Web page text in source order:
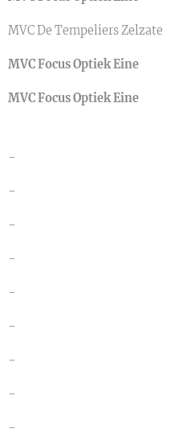
MVC De Tempeliers Zelzate
MVC Focus Optiek Eine
MVC Focus Optiek Eine
-
-
-
-
-
-
-
-
-